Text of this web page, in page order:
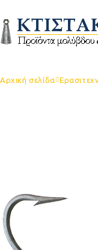
Αρχική σελίδα